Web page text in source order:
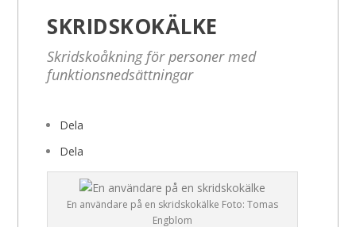
SKRIDSKOKÄLKE
Skridskoåkning för personer med
funktionsnedsättningar
Dela
Dela
En användare på en skridskokälke Foto: Tomas
Engblom